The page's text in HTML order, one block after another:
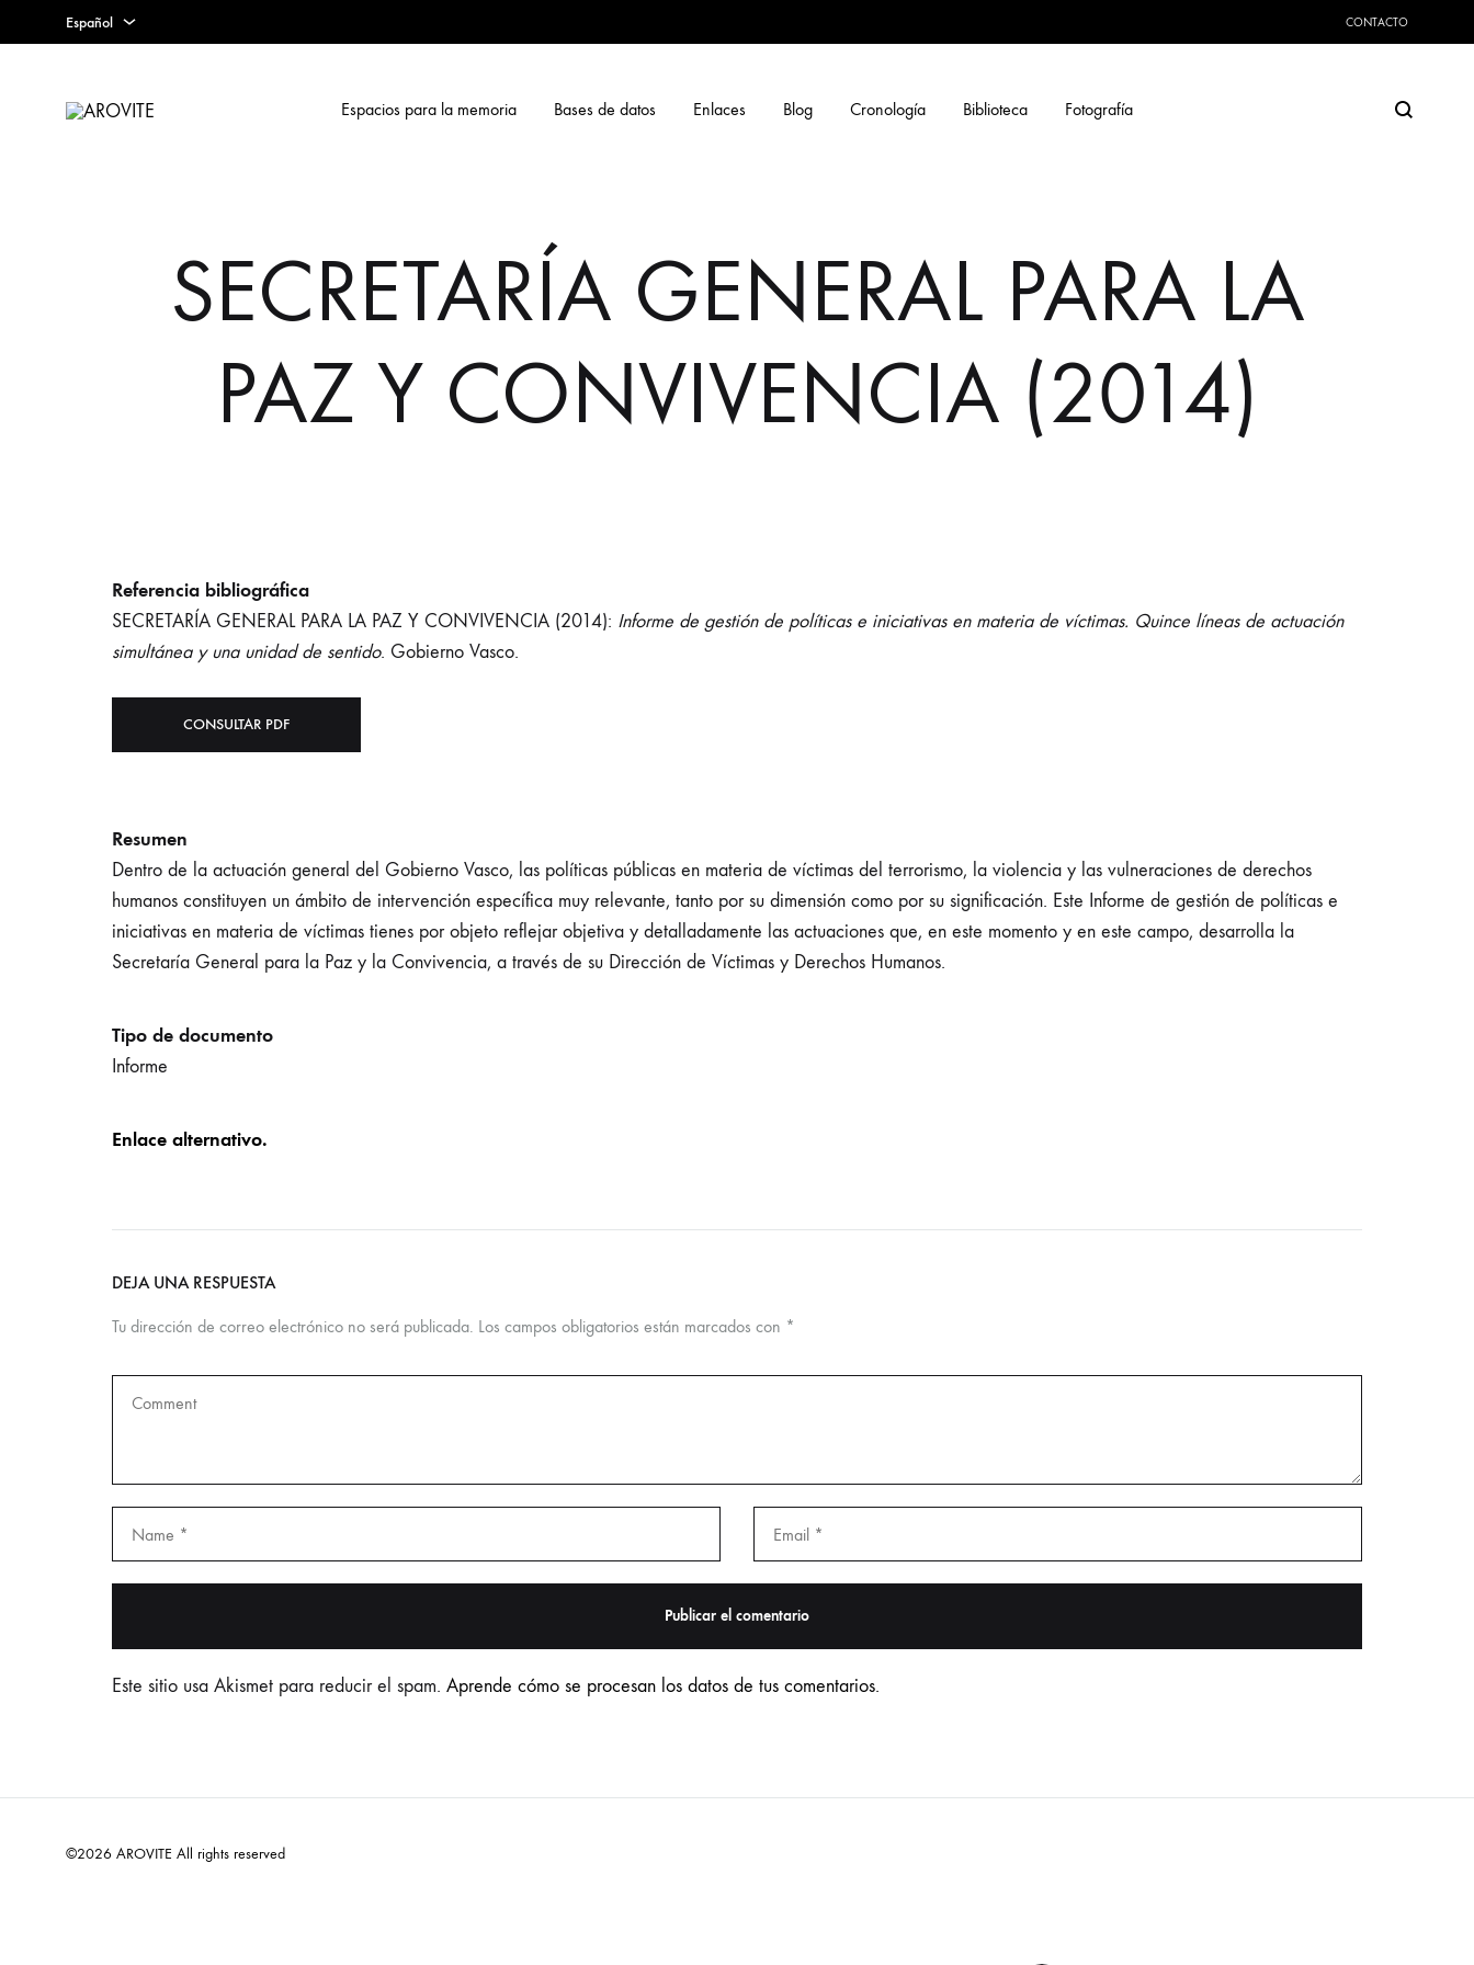
Español
Euskera
CONTACTO
Espacios para la memoria Bases de datos Enlaces Blog Cronología Biblioteca Fotografía Search
SECRETARÍA GENERAL PARA LA
PAZ Y CONVIVENCIA (2014)
Referencia bibliográfica
SECRETARÍA GENERAL PARA LA PAZ Y CONVIVENCIA (2014): Informe de gestión de políticas e iniciativas en materia de víctimas. Quince líneas de actuación
simultánea y una unidad de sentido. Gobierno Vasco.
CONSULTAR PDF
Resumen
Dentro de la actuación general del Gobierno Vasco, las políticas públicas en materia de víctimas del terrorismo, la violencia y las vulneraciones de derechos
humanos constituyen un ámbito de intervención específica muy relevante, tanto por su dimensión como por su significación. Este Informe de gestión de políticas e
iniciativas en materia de víctimas tienes por objeto reflejar objetiva y detalladamente las actuaciones que, en este momento y en este campo, desarrolla la
Secretaría General para la Paz y la Convivencia, a través de su Dirección de Víctimas y Derechos Humanos.
Tipo de documento
Informe
Enlace alternativo.
DEJA UNA RESPUESTA
Tu dirección de correo electrónico no será publicada. Los campos obligatorios están marcados con *
Este sitio usa Akismet para reducir el spam. Aprende cómo se procesan los datos de tus comentarios.
©2026 AROVITE All rights reserved